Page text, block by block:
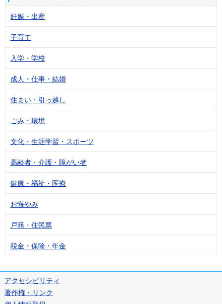
妊娠・出産
子育て
入学・学校
成人・仕事・結婚
住まい・引っ越し
ごみ・環境
文化・生涯学習・スポーツ
高齢者・介護・障がい者
健康・福祉・医療
お悔やみ
戸籍・住民票
税金・保険・年金
アクセシビリティ
著作権・リンク